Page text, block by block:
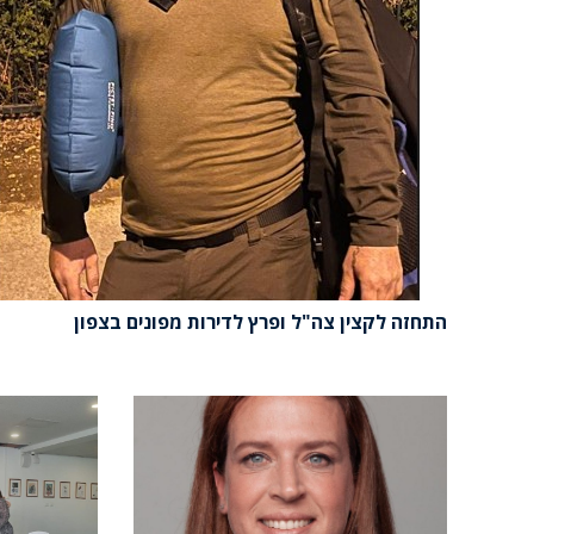
התחזה לקצין צה"ל ופרץ לדירות מפונים בצפון